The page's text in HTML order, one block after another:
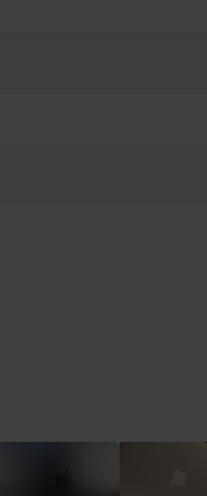
τον κίνδυνο
ή τη σύνδεση σε πηγή
να επηρεάσουν τη λειτουργία